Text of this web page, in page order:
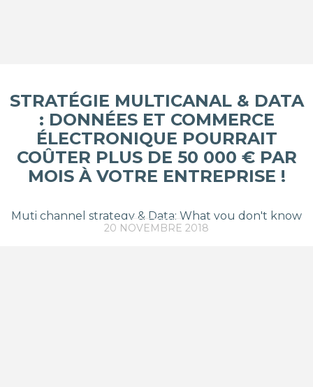
STRATÉGIE MULTICANAL & DATA
: DONNÉES ET COMMERCE
ÉLECTRONIQUE POURRAIT
COÛTER PLUS DE 50 000 € PAR
MOIS À VOTRE ENTREPRISE !
Muti channel strategy & Data: What you don't know
about data and eCommerce SEO…
20 NOVEMBRE 2018